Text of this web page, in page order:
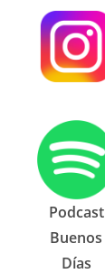
Podcast
Buenos
Días